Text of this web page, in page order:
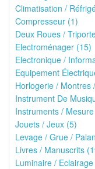
Climatisation /
Compresseur (1)
Deux Roues /
Electroménager (15)
Electronique /
Equipement
Horlogerie / Montres
Instrument De
Instruments /
Jouets / Jeux (5)
Levage / Grue /
Livres / Manuscrits
Luminaire /